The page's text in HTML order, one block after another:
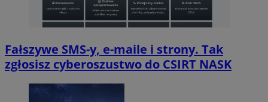
Fałszywe SMS-y, e-maile i strony. Tak
zgłosisz cyberoszustwo do CSIRT NASK